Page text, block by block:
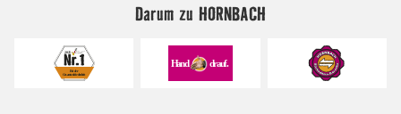
Darum zu HORNBACH